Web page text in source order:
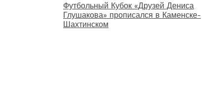
Футбольный Кубок «Друзей Дениса
Глушакова» прописался в Каменске-
Шахтинском